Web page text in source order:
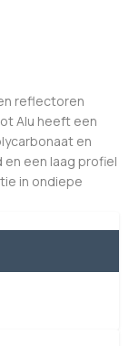
reflectoren
Alu heeft een
en
en een laag profiel
in ondiepe